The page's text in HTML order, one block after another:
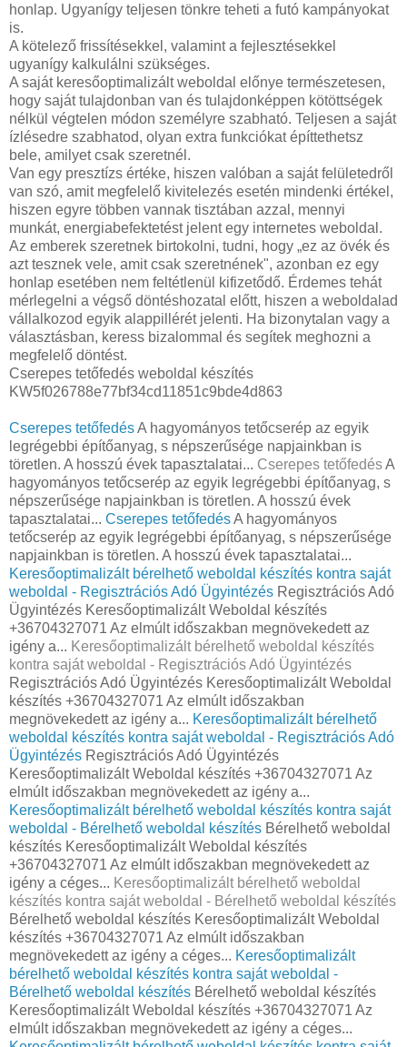
honlap. Ugyanígy teljesen tönkre teheti a futó kampányokat
is.
A kötelező frissítésekkel, valamint a fejlesztésekkel
ugyanígy kalkulálni szükséges.
A saját keresőoptimalizált weboldal előnye természetesen,
hogy saját tulajdonban van és tulajdonképpen kötöttségek
nélkül végtelen módon személyre szabható. Teljesen a saját
ízlésedre szabhatod, olyan extra funkciókat építtethetsz
bele, amilyet csak szeretnél.
Van egy presztízs értéke, hiszen valóban a saját felületedről
van szó, amit megfelelő kivitelezés esetén mindenki értékel,
hiszen egyre többen vannak tisztában azzal, mennyi
munkát, energiabefektetést jelent egy internetes weboldal.
Az emberek szeretnek birtokolni, tudni, hogy „ez az övék és
azt tesznek vele, amit csak szeretnének", azonban ez egy
honlap esetében nem feltétlenül kifizetődő. Érdemes tehát
mérlegelni a végső döntéshozatal előtt, hiszen a weboldalad
vállalkozod egyik alappillérét jelenti. Ha bizonytalan vagy a
választásban, keress bizalommal és segítek meghozni a
megfelelő döntést.
Cserepes tetőfedés weboldal készítés
KW5f026788e77bf34cd11851c9bde4d863
Cserepes tetőfedésA hagyományos tetőcserép az egyik
legrégebbi építőanyag, s népszerűsége napjainkban is
töretlen. A hosszú évek tapasztalatai... Cserepes tetőfedésA
hagyományos tetőcserép az egyik legrégebbi építőanyag, s
népszerűsége napjainkban is töretlen. A hosszú évek
tapasztalatai... Cserepes tetőfedésA hagyományos
tetőcserép az egyik legrégebbi építőanyag, s népszerűsége
napjainkban is töretlen. A hosszú évek tapasztalatai...
Keresőoptimalizált bérelhető weboldal készítés kontra saját
weboldal - Regisztrációs Adó Ügyintézés Regisztrációs Adó
Ügyintézés Keresőoptimalizált Weboldal készítés
+36704327071 Az elmúlt időszakban megnövekedett az
igény a... Keresőoptimalizált bérelhető weboldal készítés
kontra saját weboldal - Regisztrációs Adó Ügyintézés
Regisztrációs Adó Ügyintézés Keresőoptimalizált Weboldal
készítés +36704327071 Az elmúlt időszakban
megnövekedett az igény a... Keresőoptimalizált bérelhető
weboldal készítés kontra saját weboldal - Regisztrációs Adó
Ügyintézés Regisztrációs Adó Ügyintézés
Keresőoptimalizált Weboldal készítés +36704327071 Az
elmúlt időszakban megnövekedett az igény a...
Keresőoptimalizált bérelhető weboldal készítés kontra saját
weboldal - Bérelhető weboldal készítés Bérelhető weboldal
készítés Keresőoptimalizált Weboldal készítés
+36704327071 Az elmúlt időszakban megnövekedett az
igény a céges... Keresőoptimalizált bérelhető weboldal
készítés kontra saját weboldal - Bérelhető weboldal készítés
Bérelhető weboldal készítés Keresőoptimalizált Weboldal
készítés +36704327071 Az elmúlt időszakban
megnövekedett az igény a céges... Keresőoptimalizált
bérelhető weboldal készítés kontra saját weboldal -
Bérelhető weboldal készítés Bérelhető weboldal készítés
Keresőoptimalizált Weboldal készítés +36704327071 Az
elmúlt időszakban megnövekedett az igény a céges...